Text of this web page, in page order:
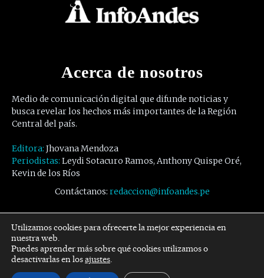
Acerca de nosotros
Medio de comunicación digital que difunde noticias y
busca revelar los hechos más importantes de la Región
Central del país.
Editora: Jhovana Mendoza
Periodistas: Leydi Sotacuro Ramos, Anthony Quispe Oré,
Kevin de los Ríos
Contáctanos: redaccion@infoandes.pe
Síguenos
Facebook Twitter Youtube
Utilizamos cookies para ofrecerte la mejor experiencia en
nuestra web.
Puedes aprender más sobre qué cookies utilizamos o
desactivarlas en losajustes.